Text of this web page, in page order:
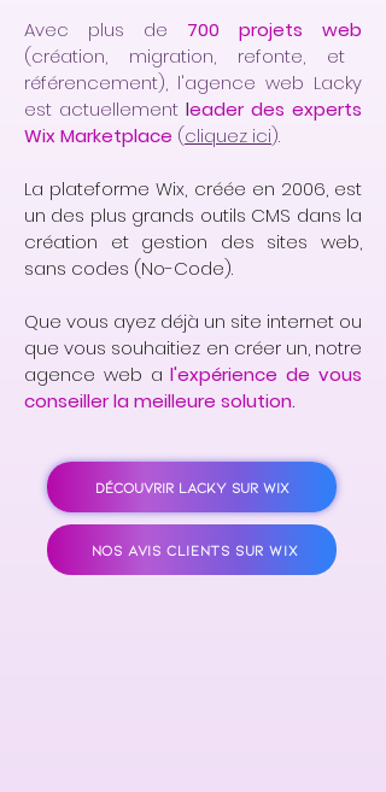
Avec plus de
700 projets web
(création, migration, refonte, et
référencement), l'agence web Lacky
est actuellement leader des experts
Wix Marketplace (cliquez ici).
La plateforme Wix, créée en 2006, est
un des plus grands outils CMS dans la
création et gestion des sites web,
sans codes (No-Code).
Que vous ayez déjà un site internet ou
que vous souhaitiez en créer un, notre
agence web al'expérience de vous
conseiller la meilleure solution.
DÉCOUVRIR LACKY SUR WIX
NOS AVIS CLIENTS SUR WIX